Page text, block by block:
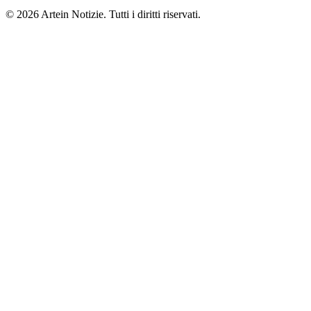
© 2026 Artein Notizie. Tutti i diritti riservati.